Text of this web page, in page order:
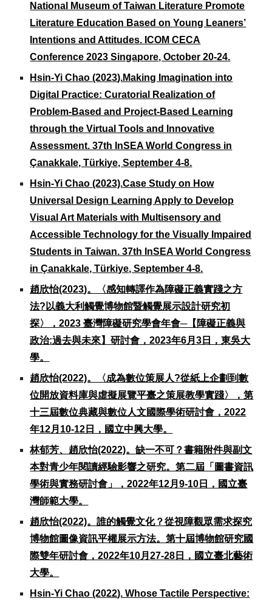
National Museum of Taiwan Literature Promote
Literature Education Based on Young Leaners’
Intentions and Attitudes. ICOM CECA
Conference 2023 Singapore, October 20-24.
Hsin-Yi Chao (2023).Making Imagination into
Digital Practice: Curatorial Realization of
Problem-Based and Project-Based Learning
through the Virtual Tools and Innovative
Assessment. 37th InSEA World Congress in
Çanakkale, Türkiye, September 4-8.
Hsin-Yi Chao (2023).Case Study on How
Universal Design Learning Apply to Develop
Visual Art Materials with Multisensory and
Accessible Technology for the Visually Impaired
Students in Taiwan. 37th InSEA World Congress
in Çanakkale, Türkiye, September 4-8.
趙欣怡(2023)。〈感知轉譯作為障礙正義實踐之方
法?以義大利觸覺博物館暨觸覺展示設計研究初
探〉，2023 臺灣障礙研究學會年會─【障礙正義與
政治:過去與未來】研討會，2023年6月3日，東吳大
學。
趙欣怡(2022)。〈成為數位策展人?從紙上企劃到數
位開放資料庫與虛擬展覽平臺之策展教學實踐〉，第
十三屆數位典藏與數位人文國際學術研討會，2022
年12月10-12日，國立中興大學。
林郁芳、趙欣怡(2022)。缺一不可？書籍附件與副文
本對青少年閱讀經驗影響之研究。第二屆「圖書資訊
學術與實務研討會」，2022年12月9-10日，國立臺
灣師範大學。
趙欣怡(2022)。誰的觸覺文化？從視障觀眾需求探究
博物館圖像資訊平權展示方法。第十屆博物館研究國
際雙年研討會，2022年10月27-28 日，國立臺北藝術
大學。
Hsin-Yi Chao (2022). Whose Tactile Perspective: